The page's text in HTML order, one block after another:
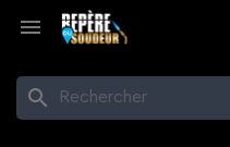

search